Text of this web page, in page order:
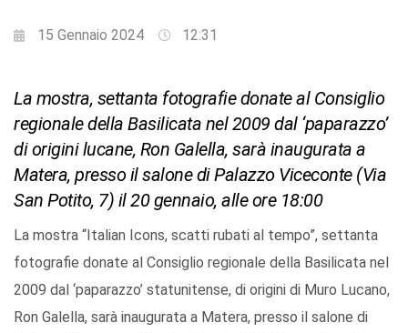
15 Gennaio 2024 12:31
La mostra, settanta fotografie donate al Consiglio
regionale della Basilicata nel 2009 dal ‘paparazzo’
di origini lucane, Ron Galella, sarà inaugurata a
Matera, presso il salone di Palazzo Viceconte (Via
San Potito, 7) il 20 gennaio, alle ore 18:00
La mostra “Italian Icons, scatti rubati al tempo”, settanta
fotografie donate al Consiglio regionale della Basilicata nel
2009 dal ‘paparazzo’ statunitense, di origini di Muro Lucano,
Ron Galella, sarà inaugurata a Matera, presso il salone di